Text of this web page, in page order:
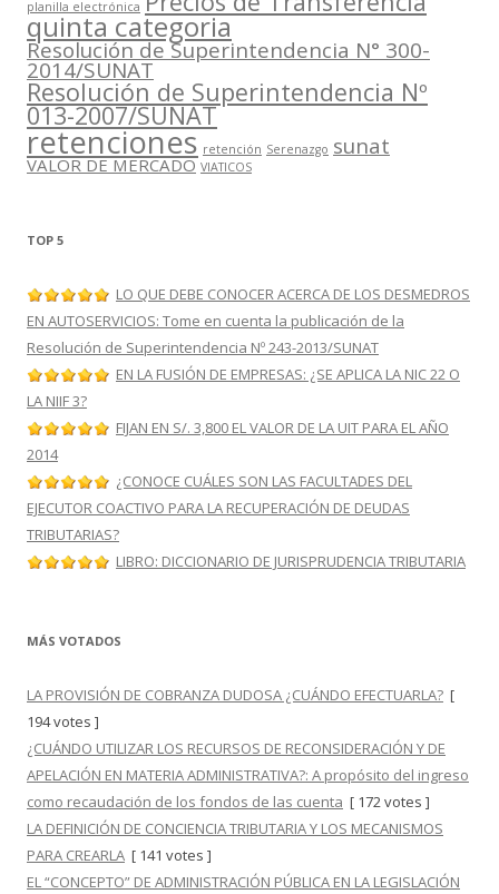
planilla electrónica
quinta categoria
Resolución de Superintendencia N° 300-
2014/SUNAT
Resolución de Superintendencia Nº
013-2007/SUNAT
retenciones retención Serenazgo sunat
VALOR DE MERCADO VIATICOS
TOP 5
LO QUE DEBE CONOCER ACERCA DE LOS DESMEDROS
EN AUTOSERVICIOS: Tome en cuenta la publicación de la
Resolución de Superintendencia Nº 243-2013/SUNAT
EN LA FUSIÓN DE EMPRESAS: ¿SE APLICA LA NIC 22 O
LA NIIF 3?
FIJAN EN S/. 3,800 EL VALOR DE LA UIT PARA EL AÑO
2014
¿CONOCE CUÁLES SON LAS FACULTADES DEL
EJECUTOR COACTIVO PARA LA RECUPERACIÓN DE DEUDAS
TRIBUTARIAS?
LIBRO: DICCIONARIO DE JURISPRUDENCIA TRIBUTARIA
MÁS VOTADOS
LA PROVISIÓN DE COBRANZA DUDOSA ¿CUÁNDO EFECTUARLA? [
194 votes ]
¿CUÁNDO UTILIZAR LOS RECURSOS DE RECONSIDERACIÓN Y DE
APELACIÓN EN MATERIA ADMINISTRATIVA?: A propósito del ingreso
como recaudación de los fondos de las cuenta [ 172 votes ]
LA DEFINICIÓN DE CONCIENCIA TRIBUTARIA Y LOS MECANISMOS
PARA CREARLA [ 141 votes ]
EL “CONCEPTO” DE ADMINISTRACIÓN PÚBLICA EN LA LEGISLACIÓN